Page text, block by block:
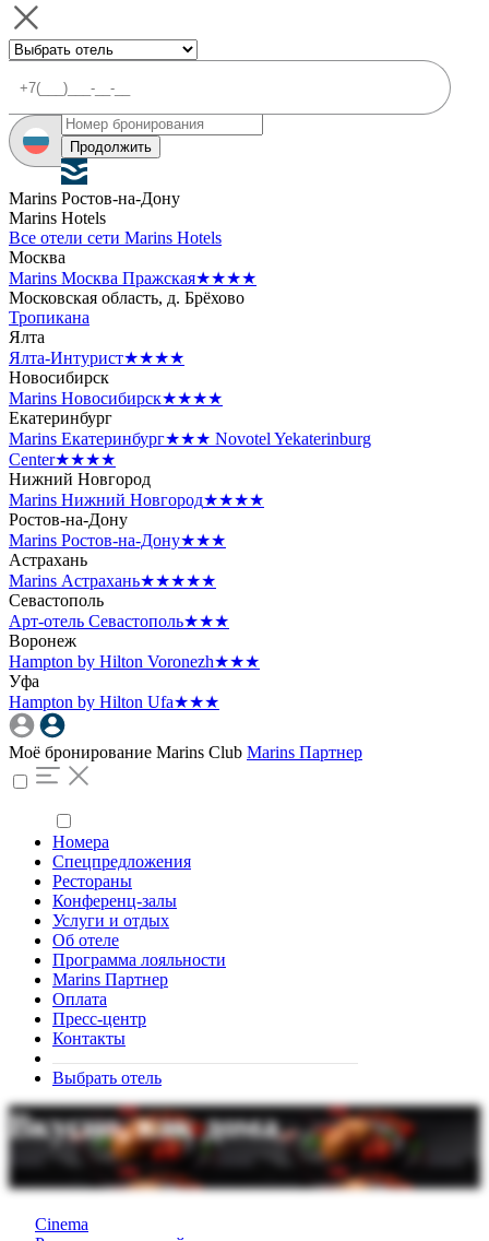
Продолжить
Marins Ростов-на-Дону
Marins Hotels
Все отели сети Marins Hotels
Москва
Marins Москва Пражская★★★★
Московская область, д. Брёхово
Тропикана
Ялта
Ялта-Интурист★★★★
Новосибирск
Marins Новосибирск★★★★
Екатеринбург
Marins Екатеринбург★★★ Novotel Yekaterinburg
Center★★★★
Нижний Новгород
Marins Нижний Новгород★★★★
Ростов-на-Дону
Marins Ростов-на-Дону★★★
Астрахань
Marins Астрахань★★★★★
Севастополь
Арт-отель Севастополь★★★
Воронеж
Hampton by Hilton Voronezh★★★
Уфа
Hampton by Hilton Ufa★★★
Моё бронирование Marins Club Marins Партнер
Номера
Спецпредложения
Рестораны
Конференц-залы
Услуги и отдых
Об отеле
Программа лояльности
Marins Партнер
Оплата
Пресс-центр
Контакты
Выбрать отель
Вкусно, как дома
Питание шведский стол, ресторан, лобби-бар
Cinema